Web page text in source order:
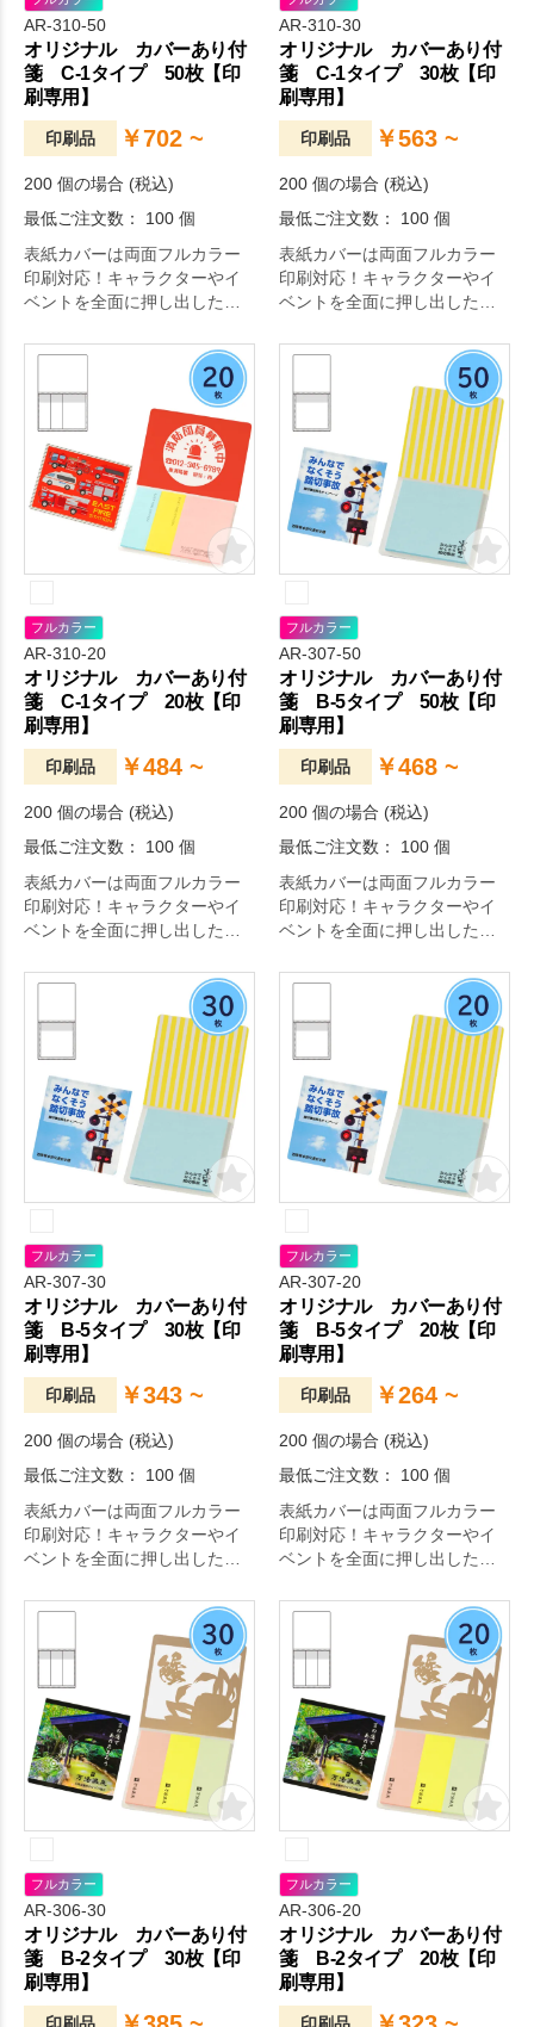
AR-310-50
オリジナル カバーあり付
箋 C-1タイプ 50枚【印
刷専用】
印刷品 ￥702 ~
200 個の場合 (税込)
最低ご注文数： 100 個
表紙カバーは両面フルカラー
印刷対応！キャラクターやイ
ベントを全面に押し出したオ
成できます。
AR-310-30
オリジナル カバーあり付
箋 C-1タイプ 30枚【印
刷専用】
印刷品 ￥563 ~
200 個の場合 (税込)
最低ご注文数： 100 個
表紙カバーは両面フルカラー
印刷対応！キャラクターやイ
ベントを全面に押し出したオ
成できます。
フルカラー
AR-310-20
オリジナル カバーあり付
箋 C-1タイプ 20枚【印
刷専用】
印刷品 ￥484 ~
200 個の場合 (税込)
最低ご注文数： 100 個
表紙カバーは両面フルカラー
印刷対応！キャラクターやイ
ベントを全面に押し出したオ
成できます。
フルカラー
AR-307-50
オリジナル カバーあり付
箋 B-5タイプ 50枚【印
刷専用】
印刷品 ￥468 ~
200 個の場合 (税込)
最低ご注文数： 100 個
表紙カバーは両面フルカラー
印刷対応！キャラクターやイ
ベントを全面に押し出したオ
成できます。
フルカラー
AR-307-30
オリジナル カバーあり付
箋 B-5タイプ 30枚【印
刷専用】
印刷品 ￥343 ~
200 個の場合 (税込)
最低ご注文数： 100 個
表紙カバーは両面フルカラー
印刷対応！キャラクターやイ
ベントを全面に押し出したオ
成できます。
フルカラー
AR-307-20
オリジナル カバーあり付
箋 B-5タイプ 20枚【印
刷専用】
印刷品 ￥264 ~
200 個の場合 (税込)
最低ご注文数： 100 個
表紙カバーは両面フルカラー
印刷対応！キャラクターやイ
ベントを全面に押し出したオ
成できます。
フルカラー
AR-306-30
オリジナル カバーあり付
箋 B-2タイプ 30枚【印
刷専用】
フルカラー
AR-306-20
オリジナル カバーあり付
箋 B-2タイプ 20枚【印
刷専用】